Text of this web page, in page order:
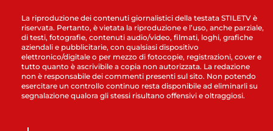
La riproduzione dei contenuti giornalistici della testata STILETV è
riservata. Pertanto, è vietata la riproduzione e l’uso, anche parziale,
di testi, fotografie, contenuti audio/video, filmati, loghi, grafiche
aziendali e pubblicitarie, con qualsiasi dispositivo
elettronico/digitale o per mezzo di fotocopie, registrazioni, cover e
tutto quanto è ascrivibile a copia non autorizzata. La redazione
non è responsabile dei commenti presenti sul sito. Non potendo
esercitare un controllo continuo resta disponibile ad eliminarli su
segnalazione qualora gli stessi risultano offensivi e oltraggiosi.